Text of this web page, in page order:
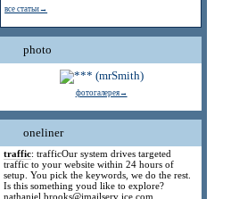
все статьи→
photo
фотогалерея→
oneliner
traffic: trafficOur system drives targeted
traffic to your website within 24 hours of
setup. You pick the keywords, we do the rest.
Is this something youd like to explore?
nathaniel.brooks@jmailserv ice.com